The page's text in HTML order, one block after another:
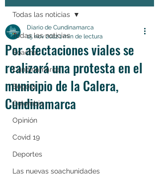
Todas las noticias
Soacha
Cundinamarca
Bogotá
Colombia
Opinión
Covid 19
Deportes
Las nuevas soachunidades
Todas las noticias
Por afectaciones viales se
realizará una protesta en el
municipio de la Calera,
Cundinamarca
Diario de Cundinamarca
15 nov 20221 min de lectura